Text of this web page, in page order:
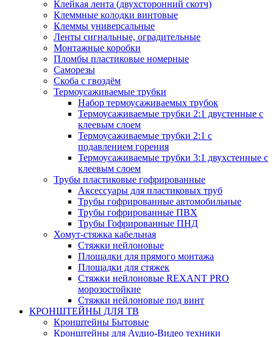
Клейкая лента (двухсторонний скотч)
Клеммные колодки винтовые
Клеммы универсальные
Ленты сигнальные, оградительные
Монтажные коробки
Пломбы пластиковые номерные
Саморезы
Скоба с гвоздём
Термоусаживаемые трубки
Набор термоусаживаемых трубок
Термоусаживаемые трубки 2:1 двустенные с
клеевым слоем
Термоусаживаемые трубки 2:1 с
подавлением горения
Термоусаживаемые трубки 3:1 двухстенные с
клеевым слоем
Трубы пластиковые гофрированные
Аксессуары для пластиковых труб
Трубы гофрированные автомобильные
Трубы гофрированные ПВХ
Трубы Гофрированные ПНД
Хомут-стяжка кабельная
Cтяжки нейлоновые
Площадки для прямого монтажа
Площадки для стяжек
Стяжки нейлоновые REXANT PRO
морозостойкие
Стяжки нейлоновые под винт
КРОНШТЕЙНЫ ДЛЯ ТВ
Кронштейны Бытовые
Кронштейны для Аудио-Видео техники